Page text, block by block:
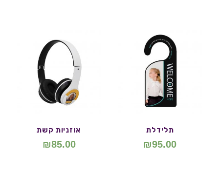
תלידלת
₪95.00
אוזניות קשת
₪85.00